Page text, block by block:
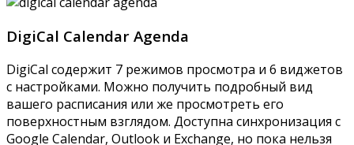
DigiCal Calendar Agenda
DigiCal содержит 7 режимов просмотра и 6 виджетов
с настройками. Можно получить подробный вид
вашего расписания или же просмотреть его
поверхностным взглядом. Доступна синхронизация с
Google Calendar, Outlook и Exchange, но пока нельзя